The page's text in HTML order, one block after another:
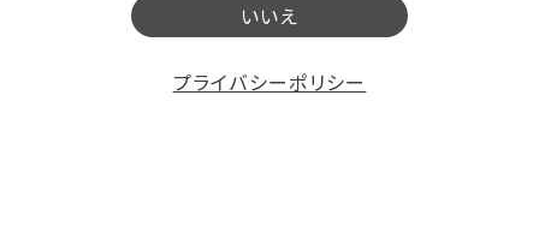
いいえ
プライバシーポリシー